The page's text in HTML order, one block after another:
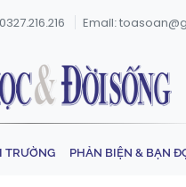
Email:
TRƯỜNG PHẢN BIỆN & BẠN